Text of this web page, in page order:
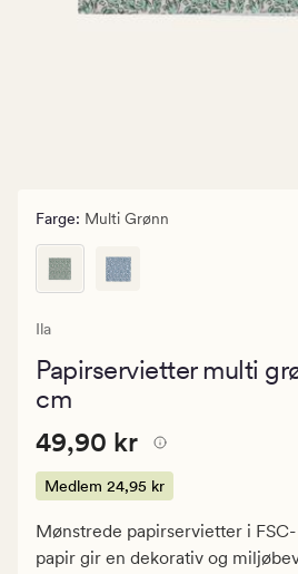
Farge: Multi Grønn
Ila
Papirservietter multi
cm
Pris
49,90
kr.
24,95
kr
Pris 49,90 kr
49,90 kr
Medlem 24,95 kr
Mønstrede papirservietter i
papir gir en dekorativ og